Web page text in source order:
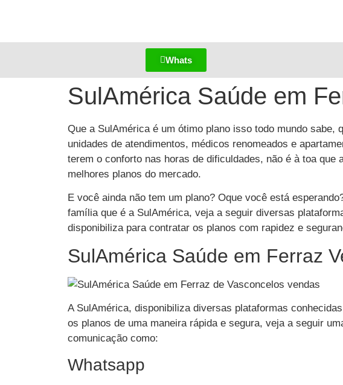
Whats
SulAmérica Saúde em
Que a SulAmérica é um ótimo plano isso todo mundo sabe,
unidades de atendimentos, médicos renomeados e
terem o conforto nas horas de dificuldades, não é à toa que
melhores planos do mercado.
E você ainda não tem um plano? Oque você está
família que é a SulAmérica, veja a seguir diversas
disponibiliza para contratar os planos com rapidez e
SulAmérica Saúde em Ferraz
A SulAmérica, disponibiliza diversas plataformas
os planos de uma maneira rápida e segura, veja a seguir
comunicação como:
Whatsapp